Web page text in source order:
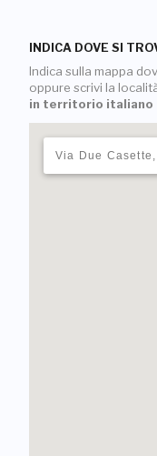
INDICA DOVE SI
Indica sulla mappa
oppure scrivi la
in territorio italiano